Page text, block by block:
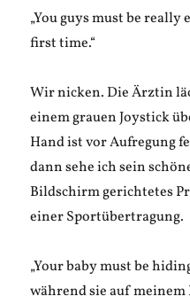
„You guys must be really
first time.“
Wir nicken. Die Ärztin
einem grauen Joystick
Hand ist vor Aufregung
dann sehe ich sein
Bildschirm gerichtetes
einer Sportübertragung.
„Your baby must be
während sie auf